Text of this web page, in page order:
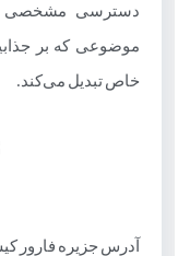
دسترسی مشخصی
موضوعی که بر
خاص تبدیل می‌کند.
آدرس جزیره فارور